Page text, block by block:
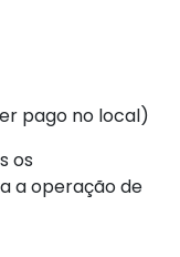
pago no local)
os
a operação de